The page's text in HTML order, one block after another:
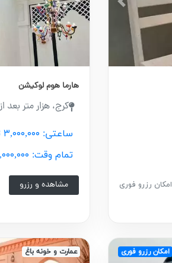
Previous
امکان رزرو فوری
Next
هارما هوم لوکیشن
کرج، هزار متر
ساعتی: ۳,۰۰۰,۰۰۰ تومان
تمام وقت: ۱۲,۰۰۰,۰۰۰ تومان
مشاهده و رزرو
امکان رزرو فوری عمارت و خونه باغ